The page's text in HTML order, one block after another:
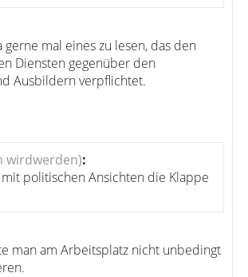
gerne mal eines zu lesen, das den
Diensten gegenüber den
Ausbildern verpflichtet.
wirdwerden):
politischen Ansichten die Klappe
man am Arbeitsplatz nicht unbedingt